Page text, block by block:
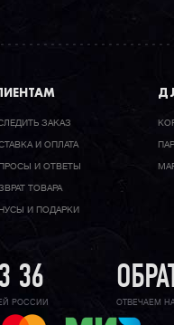
ЗАКАЗ
И ОПЛАТА
И ОТВЕТЫ
ТОВАРА
И ПОДАРКИ
36
РОССИИ ОТВЕЧАЕМ